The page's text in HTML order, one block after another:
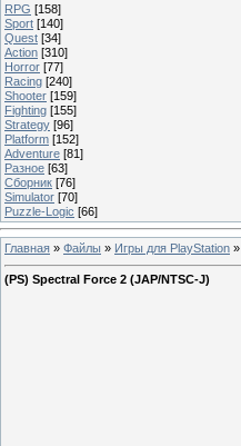
RPG [158]
Sport [140]
Quest [34]
Action [310]
Horror [77]
Racing [240]
Shooter [159]
Fighting [155]
Strategy [96]
Platform [152]
Adventure [81]
Разное [63]
Сборник [76]
Simulator [70]
Puzzle-Logic [66]
Главная » Файлы » Игры для PlayStation »
(PS) Spectral Force 2 (JAP/NTSC-J)